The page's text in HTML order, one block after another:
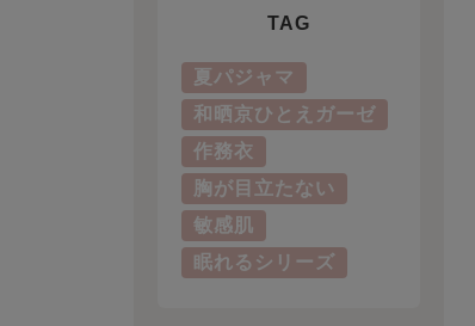
TAG
夏パジャマ
和晒京ひとえガーゼ
作務衣
胸が目立たない
敏感肌
眠れるシリーズ